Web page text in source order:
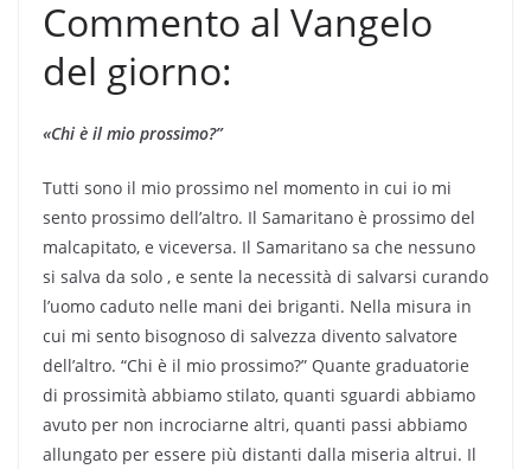
Commento al Vangelo
del giorno:
«Chi è il mio prossimo?”
Tutti sono il mio prossimo nel momento in cui io mi
sento prossimo dell’altro. Il Samaritano è prossimo del
malcapitato, e viceversa. Il Samaritano sa che nessuno
si salva da solo , e sente la necessità di salvarsi curando
l’uomo caduto nelle mani dei briganti. Nella misura in
cui mi sento bisognoso di salvezza divento salvatore
dell’altro. “Chi è il mio prossimo?” Quante graduatorie
di prossimità abbiamo stilato, quanti sguardi abbiamo
avuto per non incrociarne altri, quanti passi abbiamo
allungato per essere più distanti dalla miseria altrui. Il